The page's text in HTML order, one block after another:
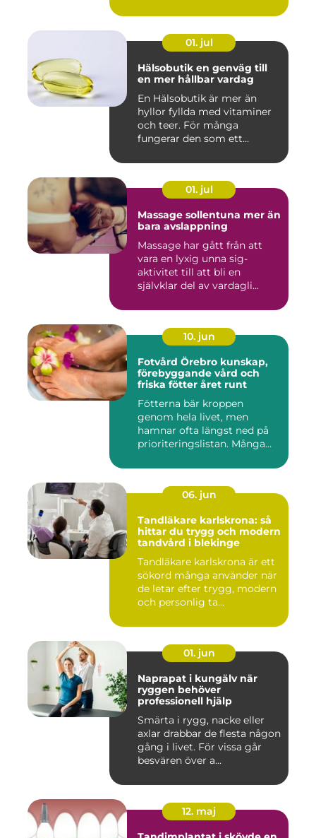
01. jul
Hälsobutik en genväg till
en mer hållbar vardag
En Hälsobutik är mer än
hyllor fyllda med vitaminer
och teer. För många
fungerar den som ett
01. jul
Massage sollentuna mer än
bara avslappning
Massage har gått från att
vara en lyxig unna sig-
aktivitet till att bli en
självklar del av vardagli...
10. jun
Fotvård Örebro kunskap,
förebyggande vård och
friska fötter året runt
Fötterna bär kroppen
genom hela livet, men
hamnar ofta längst ned på
prioriteringslistan. Många
06. jun
Tandläkare karlskrona: så
hittar du trygg och modern
tandvård i blekinge
Tandläkare karlskrona är ett
sökord många använder när
de letar efter trygg, modern
och personlig ta...
01. jun
Naprapat i kungälv när
ryggen behöver
professionell hjälp
Smärta i rygg, nacke eller
axlar drabbar de flesta någon
gång i livet. För vissa går
besvären över a...
12. maj